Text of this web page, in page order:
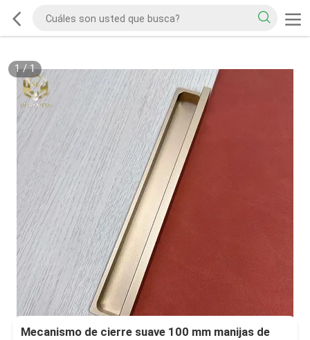
1/1
Mecanismo de cierre suave 100 mm manijas de